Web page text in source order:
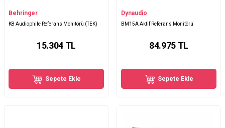
Behringer
K8 Audiophile Referans Monitörü (TEK)
15.304TL
Sepete Ekle
Dynaudio
BM15A Aktif Referans Monitörü
84.975TL
Sepete Ekle